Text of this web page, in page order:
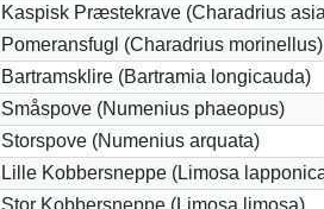
Kaspisk Præstekrave (Charadrius
Pomeransfugl (Charadrius morinellus)
Bartramsklire (Bartramia longicauda)
Småspove (Numenius phaeopus)
Storspove (Numenius arquata)
Lille Kobbersneppe (Limosa
Stor Kobbersneppe (Limosa limosa)